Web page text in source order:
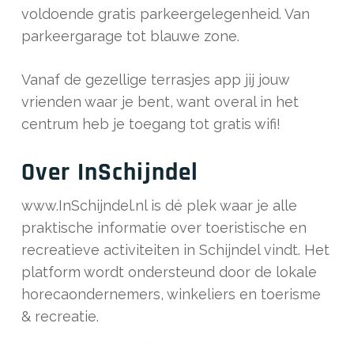
voldoende gratis parkeergelegenheid. Van
parkeergarage tot blauwe zone.
Vanaf de gezellige terrasjes app jij jouw
vrienden waar je bent, want overal in het
centrum heb je toegang tot gratis wifi!
Over InSchijndel
www.InSchijndel.nl is dé plek waar je alle
praktische informatie over toeristische en
recreatieve activiteiten in Schijndel vindt. Het
platform wordt ondersteund door de lokale
horecaondernemers, winkeliers en toerisme
& recreatie.